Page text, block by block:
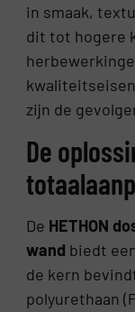
in smaak,
dit tot hogere
zijn de
De
De HETHON
wand biedt
de kern
polyurethaan